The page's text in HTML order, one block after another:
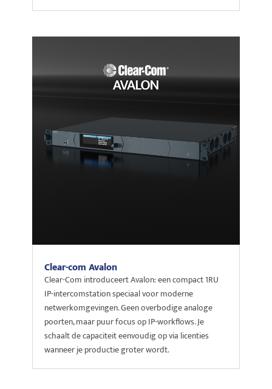
Clear-com Avalon
Clear-Com introduceert Avalon: een compact 1RU
IP-intercomstation speciaal voor moderne
netwerkomgevingen. Geen overbodige analoge
poorten, maar puur focus op IP-workflows. Je
schaalt de capaciteit eenvoudig op via licenties
wanneer je productie groter wordt.